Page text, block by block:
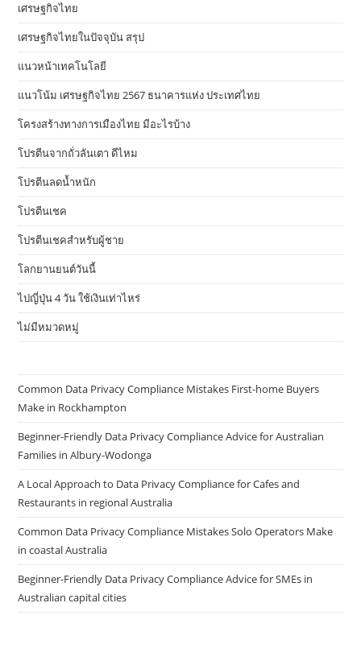
เศรษฐกิจไทย
เศรษฐกิจไทยในปัจจุบัน สรุป
แนวหน้าเทคโนโลยี
แนวโน้ม เศรษฐกิจไทย 2567 ธนาคารแห่ง ประเทศไทย
โครงสร้างทางการเมืองไทย มีอะไรบ้าง
โปรตีนจากถั่วลันเตา ดีไหม
โปรตีนลดน้ำหนัก
โปรตีนเชค
โปรตีนเชคสำหรับผู้ชาย
โลกยานยนต์วันนี้
ไปญี่ปุ่น 4 วัน ใช้เงินเท่าไหร่
ไม่มีหมวดหมู่
Common Data Privacy Compliance Mistakes First-home Buyers
Make in Rockhampton
Beginner-Friendly Data Privacy Compliance Advice for Australian
Families in Albury-Wodonga
A Local Approach to Data Privacy Compliance for Cafes and
Restaurants in regional Australia
Common Data Privacy Compliance Mistakes Solo Operators Make
in coastal Australia
Beginner-Friendly Data Privacy Compliance Advice for SMEs in
Australian capital cities